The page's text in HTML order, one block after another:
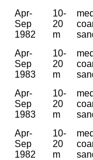
Apr-
Sep
1982
10-
20
m
Apr-
Sep
1983
10-
20
m
Apr-
Sep
1983
10-
20
m
Apr-
Sep
1982
10-
20
m